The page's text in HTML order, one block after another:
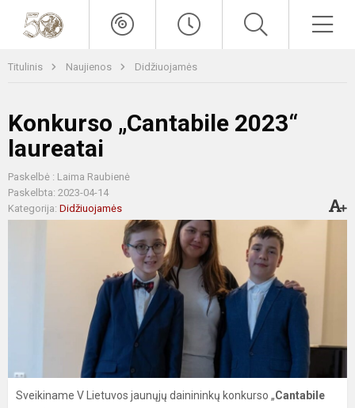
Titulinis Naujienos Didžiuojamės
Konkurso „Cantabile 2023“
laureatai
Paskelbė : Laima Raubienė
Paskelbta: 2023-04-14
Kategorija: Didžiuojamės
Sveikiname V Lietuvos jaunųjų dainininkų konkurso „Cantabile